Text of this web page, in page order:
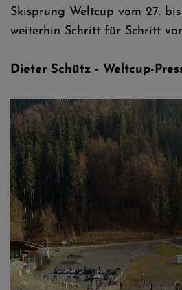
Skisprung Weltcup vom 27.
weiterhin Schritt für Schritt
Dieter Schütz - Weltcup-